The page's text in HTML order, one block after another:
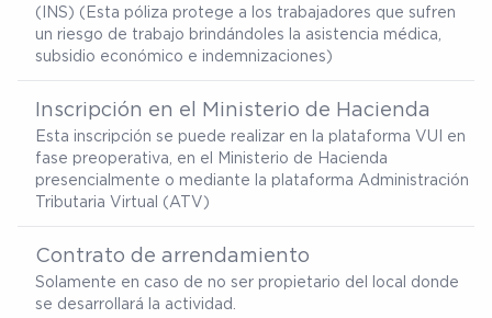
(INS) (Esta póliza protege a los trabajadores que sufren
un riesgo de trabajo brindándoles la asistencia médica,
subsidio económico e indemnizaciones)
Inscripción en el Ministerio de Hacienda
Esta inscripción se puede realizar en la plataforma VUI en
fase preoperativa, en el Ministerio de Hacienda
presencialmente o mediante la plataforma Administración
Tributaria Virtual (ATV)
Contrato de arrendamiento
Solamente en caso de no ser propietario del local donde
se desarrollará la actividad.